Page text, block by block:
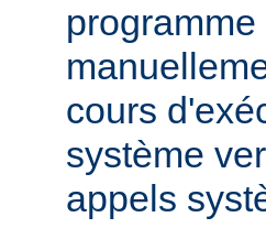
cours
système
appels